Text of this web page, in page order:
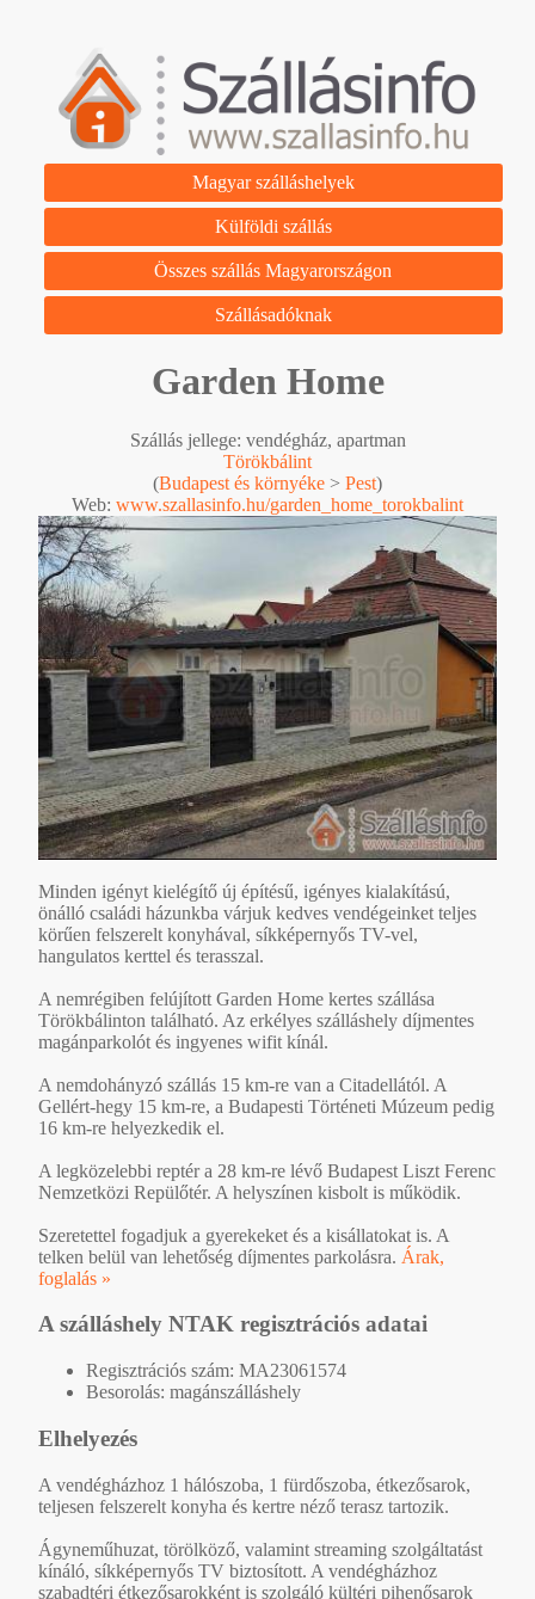
Magyar szálláshelyek
Külföldi szállás
Összes szállás Magyarországon
Szállásadóknak
Garden Home
Szállás jellege: vendégház, apartman
Törökbálint
(Budapest és környéke > Pest)
Web: www.szallasinfo.hu/garden_home_torokbalint
Minden igényt kielégítő új építésű, igényes kialakítású,
önálló családi házunkba várjuk kedves vendégeinket teljes
körűen felszerelt konyhával, síkképernyős TV-vel,
hangulatos kerttel és terasszal.
A nemrégiben felújított Garden Home kertes szállása
Törökbálinton található. Az erkélyes szálláshely díjmentes
magánparkolót és ingyenes wifit kínál.
A nemdohányzó szállás 15 km-re van a Citadellától. A
Gellért-hegy 15 km-re, a Budapesti Történeti Múzeum pedig
16 km-re helyezkedik el.
A legközelebbi reptér a 28 km-re lévő Budapest Liszt Ferenc
Nemzetközi Repülőtér. A helyszínen kisbolt is működik.
Szeretettel fogadjuk a gyerekeket és a kisállatokat is. A
telken belül van lehetőség díjmentes parkolásra. Árak,
foglalás »
A szálláshely NTAK regisztrációs adatai
Regisztrációs szám: MA23061574
Besorolás: magánszálláshely
Elhelyezés
A vendégházhoz 1 hálószoba, 1 fürdőszoba, étkezősarok,
teljesen felszerelt konyha és kertre néző terasz tartozik.
Ágyneműhuzat, törölköző, valamint streaming szolgáltatást
kínáló, síkképernyős TV biztosított. A vendégházhoz
szabadtéri étkezősarokként is szolgáló kültéri pihenősarok